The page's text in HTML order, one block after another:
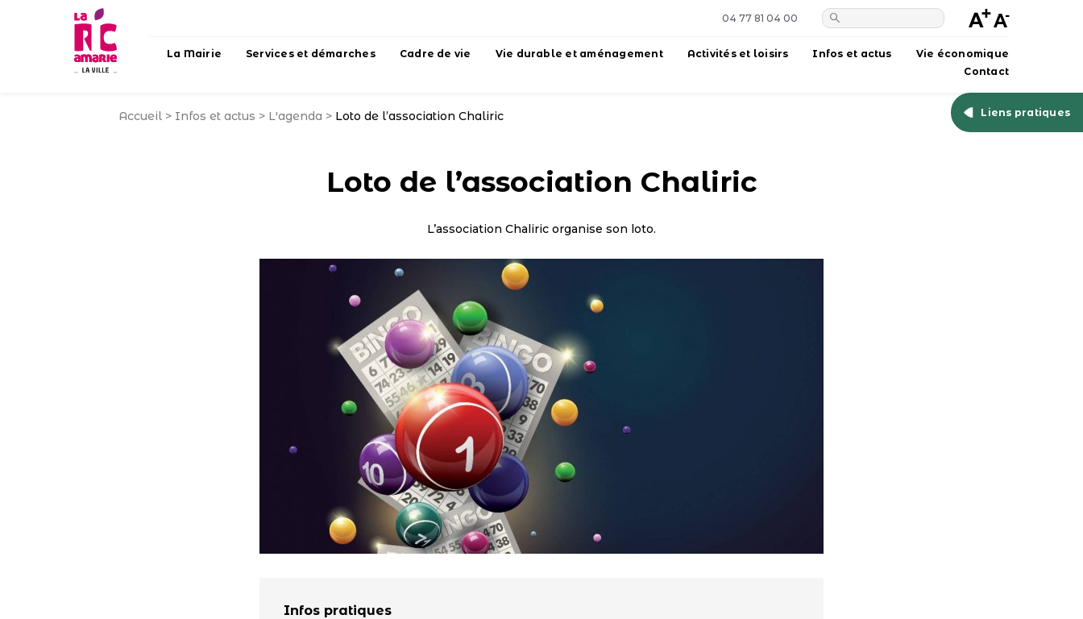
04 77 81 04 00
La Mairie Services et démarches Cadre de vie Vie durable et aménagement Activités et loisirs Infos et actus
Vie économique
Contact
Liens pratiques
Accueil > Infos et actus > L'agenda > Loto de l’association Chaliric
Loto de l’association Chaliric
L’association Chaliric organise son loto.
Infos pratiques